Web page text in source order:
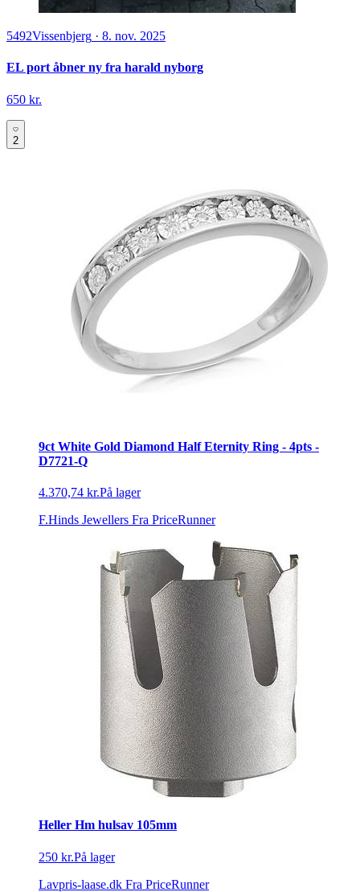
5492Vissenbjerg · 8. nov. 2025
EL port åbner ny fra harald nyborg
650 kr.
2
9ct White Gold Diamond Half Eternity Ring - 4pts -
D7721-Q
4.370,74 kr.På lager
F.Hinds Jewellers Fra PriceRunner
Heller Hm hulsav 105mm
250 kr.På lager
Lavpris-laase.dk Fra PriceRunner